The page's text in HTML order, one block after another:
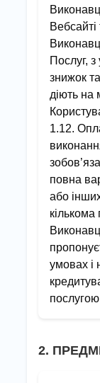
Послуг,
знижок
діють на
1.12.
повна
або
умовах і
2.